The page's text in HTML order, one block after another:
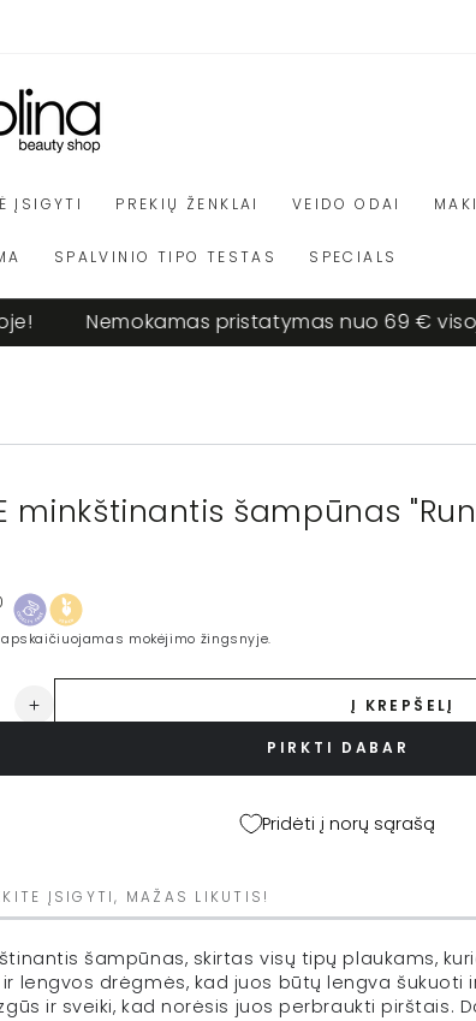
ĮSIGYTI PREKIŲ ŽENKLAI VEIDO ODAI
SPALVINIO TIPO TESTAS SPECIALS
Nemokamas pristatymas nuo 69 €
minkštinantis šampūnas
apskaičiuojamas mokėjimo žingsnyje.
Padidinti
šampūnas
kiekį
Į KREPŠELĮ
PIRKTI DABAR
Pridėti į norų sąrašą
ĮSIGYTI, MAŽAS LIKUTIS!
šampūnas, skirtas visų tipų plaukams,
lengvos drėgmės, kad juos būtų lengva šukuoti
ir sveiki, kad norėsis juos perbraukti pirštais.